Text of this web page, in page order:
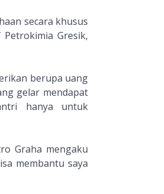
secara khusus
Gresik,
berupa uang
gelar mendapat
hanya untuk
Graha mengaku
membantu saya